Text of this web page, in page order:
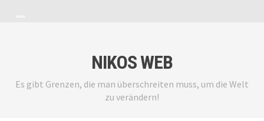
NIKOS WEB
Es gibt Grenzen, die man überschreiten muss, um die Welt
zu verändern!